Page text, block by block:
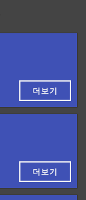
더보기
더보기